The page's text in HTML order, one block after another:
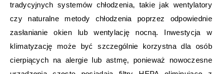
tradycyjnych systemów chłodzenia, takie jak wentylatory
czy naturalne metody chłodzenia poprzez odpowiednie
zasłanianie okien lub wentylację nocną. Inwestycja w
klimatyzację może być szczególnie korzystna dla osób
cierpiących na alergie lub astmę, ponieważ nowoczesne